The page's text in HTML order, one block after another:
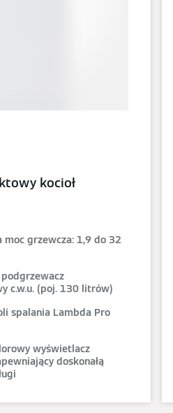
kocioł
moc grzewcza: 1,9 do 32
c.w.u. (poj. 130 litrów)
spalania Lambda Pro
wyświetlacz
doskonałą